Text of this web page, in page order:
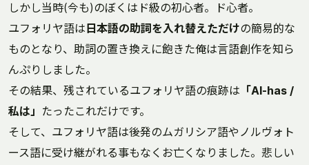
しかし当時(今も)のぼくはド級の初心者。ド心者。
ユフォリヤ語は 日本語の助詞を入れ替えただけの簡易的な
ものとなり、助詞の置き換えに飽きた俺は言語創作を知ら
んぷりしました。
その結果、残されているユフォリヤ語の痕跡は 「Al-has /
私は」 たったこれだけです。
そして、ユフォリヤ語は後発のムガリシア語やノルヴォト
ース語に受け継がれる事もなくお亡くなりました。悲しい